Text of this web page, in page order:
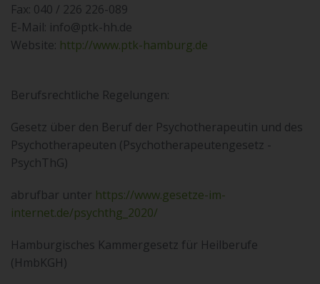
Fax: 040 / 226 226-089
E-Mail: info@ptk-hh.de
Website: http://www.ptk-hamburg.de
Berufsrechtliche Regelungen:
Gesetz über den Beruf der Psychotherapeutin und des
Psychotherapeuten (Psychotherapeutengesetz -
PsychThG)
abrufbar unter https://www.gesetze-im-
internet.de/psychthg_2020/
Hamburgisches Kammergesetz für Heilberufe
(HmbKGH)